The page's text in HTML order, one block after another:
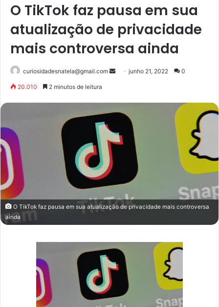
O TikTok faz pausa em sua
atualização de privacidade
mais controversa ainda
curiosidadesnatela@gmail.com
Mandejunho 21, 2022 0
20.010 2 minutos de leitura
O TikTok faz pausa em sua atualização de privacidade mais controversa
ainda